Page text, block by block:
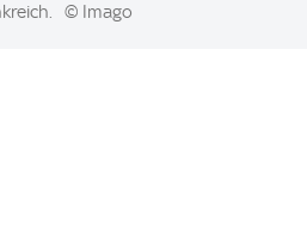
© Imago